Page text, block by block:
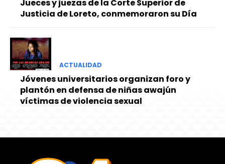
Jueces y juezas de la Corte Superior de
Justicia de Loreto, conmemoraron su Día
ACTUALIDAD
Jóvenes universitarios organizan foro y
plantón en defensa de niñas awajún
víctimas de violencia sexual